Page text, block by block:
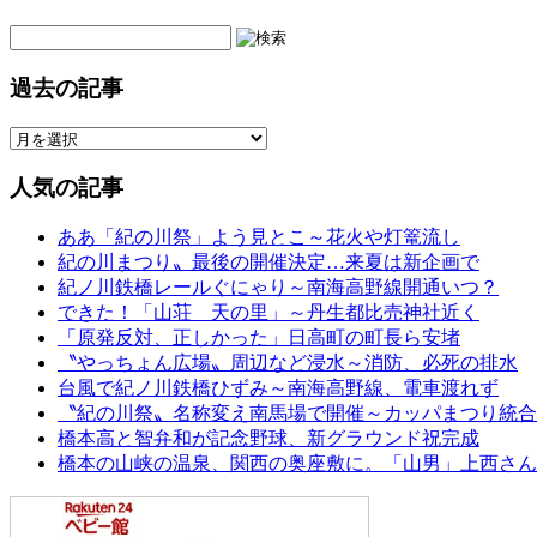
過去の記事
人気の記事
ああ「紀の川祭」よう見とこ～花火や灯篭流し
紀の川まつり〟最後の開催決定…来夏は新企画で
紀ノ川鉄橋レールぐにゃり～南海高野線開通いつ？
できた！「山荘 天の里」～丹生都比売神社近く
「原発反対、正しかった」日高町の町長ら安堵
〝やっちょん広場〟周辺など浸水～消防、必死の排水
台風で紀ノ川鉄橋ひずみ～南海高野線、電車渡れず
〝紀の川祭〟名称変え南馬場で開催～カッパまつり統合
橋本高と智弁和が記念野球、新グラウンド祝完成
橋本の山峡の温泉、関西の奥座敷に。「山男」上西さ